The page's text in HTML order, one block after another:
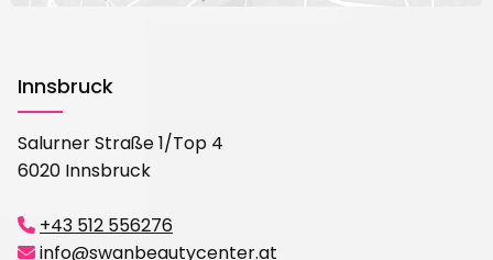
Innsbruck
Salurner Straße 1/Top 4
6020 Innsbruck
 +43 512 556276
 info@swanbeautycenter.at